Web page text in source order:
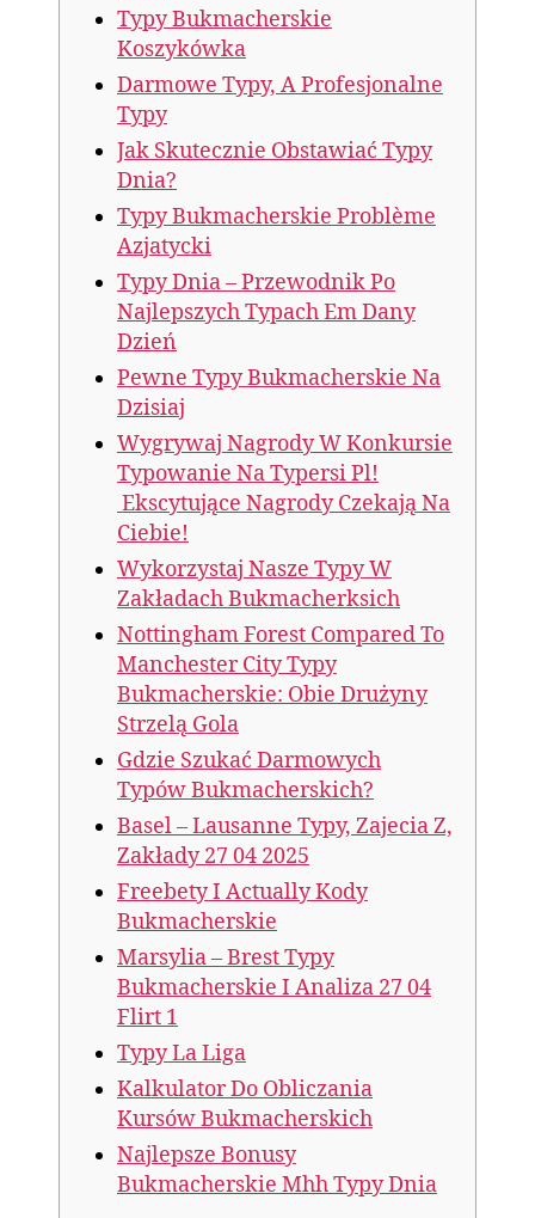
Typy Bukmacherskie
Koszykówka
Darmowe Typy, A Profesjonalne
Typy
Jak Skutecznie Obstawiać Typy
Dnia?
Typy Bukmacherskie Problème
Azjatycki
Typy Dnia – Przewodnik Po
Najlepszych Typach Em Dany
Dzień
Pewne Typy Bukmacherskie Na
Dzisiaj
Wygrywaj Nagrody W Konkursie
Typowanie Na Typersi Pl!
Ekscytujące Nagrody Czekają Na
Ciebie!
Wykorzystaj Nasze Typy W
Zakładach Bukmacherksich
Nottingham Forest Compared To
Manchester City Typy
Bukmacherskie: Obie Drużyny
Strzelą Gola
Gdzie Szukać Darmowych
Typów Bukmacherskich?
Basel – Lausanne Typy, Zajecia Z,
Zakłady 27 04 2025
Freebety I Actually Kody
Bukmacherskie
Marsylia – Brest Typy
Bukmacherskie I Analiza 27 04
Flirt 1
Typy La Liga
Kalkulator Do Obliczania
Kursów Bukmacherskich
Najlepsze Bonusy
Bukmacherskie Mhh Typy Dnia